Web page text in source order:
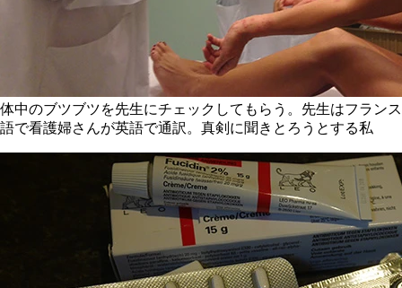
体中のブツブツを先生にチェックしてもらう。先生はフランス
語で看護婦さんが英語で通訳。真剣に聞きとろうとする私